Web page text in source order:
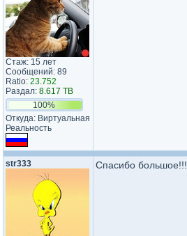
Стаж: 15 лет
Сообщений: 89
Ratio: 23.752
Раздал: 8.617 TB
100%
Откуда: Виртуальная
Реальность
str333 Спасибо большое!!!